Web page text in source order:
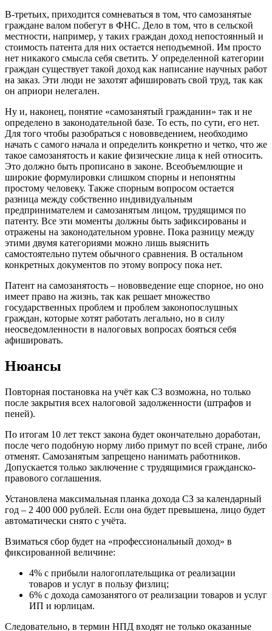
В-третьих, приходится сомневаться в том, что самозанятые
граждане валом побегут в ФНС. Дело в том, что в сельской
местности, например, у таких граждан доход непостоянный и
стоимость патента для них остается неподъемной. Им просто
нет никакого смысла себя светить. У определенной категории
граждан существует такой доход как написание научных работ
на заказ. Эти люди не захотят афишировать свой труд, так как
он априори нелегален.
Ну и, наконец, понятие «самозанятый гражданин» так и не
определено в законодательной базе. То есть, по сути, его нет.
Для того чтобы разобраться с нововведением, необходимо
начать с самого начала и определить конкретно и четко, что же
такое самозанятость и какие физические лица к ней относить.
Это должно быть прописано в законе. Всеобъемлющие и
широкие формулировки слишком спорны и непонятны
простому человеку. Также спорным вопросом остается
разница между собственно индивидуальным
предпринимателем и самозанятым лицом, трудящимся по
патенту. Все эти моменты должны быть зафиксированы и
отражены на законодательном уровне. Пока разницу между
этими двумя категориями можно лишь выяснить
самостоятельно путем обычного сравнения. В остальном
конкретных документов по этому вопросу пока нет.
Патент на самозанятость – нововведение еще спорное, но оно
имеет право на жизнь, так как решает множество
государственных проблем и проблем законопослушных
граждан, которые хотят работать легально, но в силу
неосведомленности в налоговых вопросах бояться себя
афишировать.
Нюансы
Повторная постановка на учёт как СЗ возможна, но только
после закрытия всех налоговой задолженности (штрафов и
пеней).
По итогам 10 лет текст закона будет окончательно доработан,
после чего подобную норму либо примут по всей стране, либо
отменят. Самозанятым запрещено нанимать работников.
Допускается только заключение с трудящимися гражданско-
правового соглашения.
Установлена максимальная планка дохода СЗ за календарный
год – 2 400 000 рублей. Если она будет превышена, лицо будет
автоматически снято с учёта.
Взиматься сбор будет на «профессиональный доход» в
фиксированной величине:
4% с прибыли налогоплательщика от реализации
товаров и услуг в пользу физлиц;
6% с дохода самозанятого от реализации товаров и услуг
ИП и юрлицам.
Следовательно, в термин НПД входят не только оказанные